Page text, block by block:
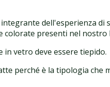
dell'esperienza di
colorate presenti nel nostro
in vetro deve essere tiepido.
perché è la tipologia che